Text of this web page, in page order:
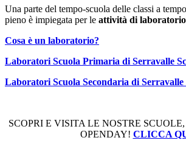
Una parte del tempo-scuola delle classi a
pieno è impiegata per le attività di laboratorio
Cosa è un laboratorio?
Laboratori Scuola Primaria di Serravalle
Laboratori Scuola Secondaria di Serravalle
SCOPRI E VISITA LE NOSTRE
OPENDAY! CLICCA